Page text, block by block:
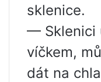
sklenice.
— Sklenici
víčkem,
dát na